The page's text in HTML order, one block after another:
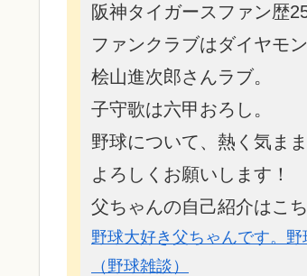
阪神タイガースファン歴
ファンクラブはダイヤモン
桧山進次郎さんラブ。
子守歌は六甲おろし。
野球について、熱く気ま
よろしくお願いします！
父ちゃんの自己紹介はこ
野球大好き父ちゃんです。
（野球雑談）